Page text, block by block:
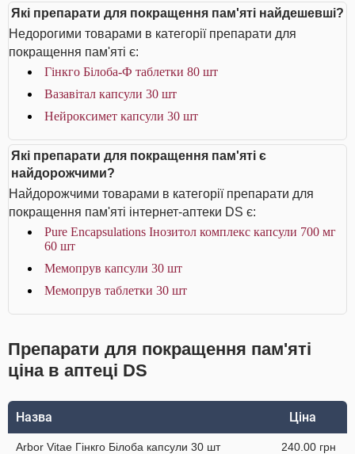
Які препарати для покращення пам'яті найдешевші?
Недорогими товарами в категорії препарати для
покращення пам'яті є:
Гінкго Білоба-Ф таблетки 80 шт
Вазавітал капсули 30 шт
Нейроксимет капсули 30 шт
Які препарати для покращення пам'яті є
найдорожчими?
Найдорожчими товарами в категорії препарати для
покращення пам'яті інтернет-аптеки DS є:
Pure Encapsulations Інозитол комплекс капсули 700 мг
60 шт
Мемопрув капсули 30 шт
Мемопрув таблетки 30 шт
Препарати для покращення пам'яті
ціна в аптеці DS
Назва Ціна
Arbor Vitae Гінкго Білоба капсули 30 шт 240.00 грн